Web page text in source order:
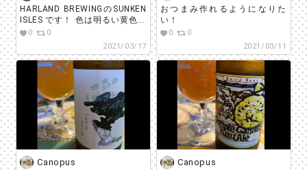
HARLAND BREWINGのSUNKEN
ISLES です！ 色は明るい黄色で
飲みやすくて、優しいIPA！ ロ
ング缶なのも嬉しいです(^^)
#beerstagram #sakestagram
#beer #craftbeer #beerlover #ビ
ール #harlandbrewing #ハーラ
ンド #クラフトビール
0
0
2021/03/17
おつまみ作れるようになりた
い！
0
0
2021/03/11
Canopus Canopus